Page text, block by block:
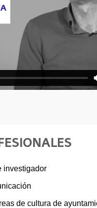
investigador
de cultura de